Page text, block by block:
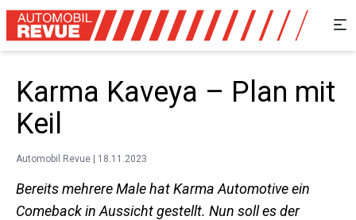
Karma Kaveya – Plan mit
Keil
Automobil Revue | 18.11.2023
Bereits mehrere Male hat Karma Automotive ein
Comeback in Aussicht gestellt. Nun soll es der